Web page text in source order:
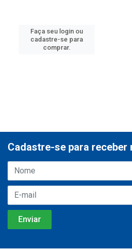
Faça seu login ou
cadastre-se para
comprar.
Cadastre-se para